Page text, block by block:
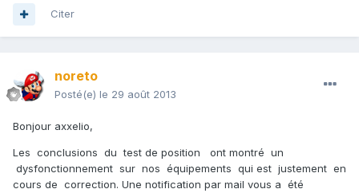
Citer
noreto
Posté(e) le 29 août 2013
Bonjour axxelio,
Les conclusions du test de position ont montré un
dysfonctionnement sur nos équipements qui est justement en
cours de correction. Une notification par mail vous a été